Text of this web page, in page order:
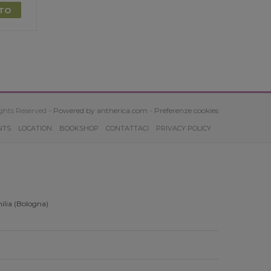
Reserved - Powered by antherica.com - Preferenze cookies
LOCATION BOOKSHOP CONTATTACI PRIVACY POLICY
(Bologna)